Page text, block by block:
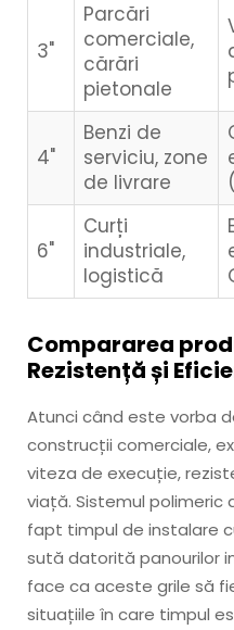
3"
Parcări
comerciale,
cărări
pietonale
4"
Benzi de
serviciu, zone
de livrare
6"
Curți
industriale,
logistică
Compararea
Rezistență și
Atunci când este vorba
construcții comerciale,
viteza de execuție,
viață. Sistemul polimeric
fapt timpul de instalare
sută datorită panourilor
face ca aceste grile să
situațiile în care timpul